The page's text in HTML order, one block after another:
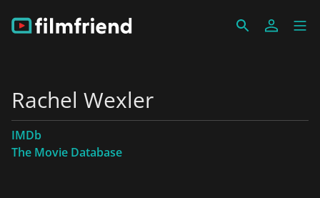
Rachel Wexler
IMDb
The Movie Database